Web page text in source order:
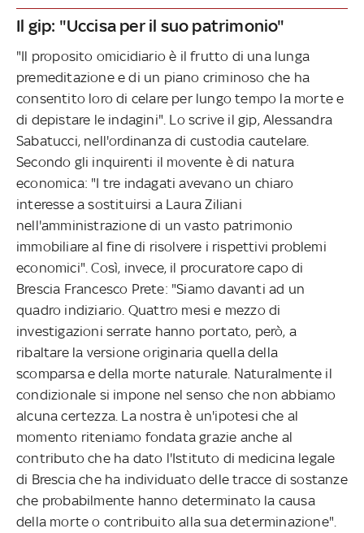
Il gip: "Uccisa per il suo patrimonio"
"Il proposito omicidiario è il frutto di una lunga
premeditazione e di un piano criminoso che ha
consentito loro di celare per lungo tempo la morte e
di depistare le indagini". Lo scrive il gip, Alessandra
Sabatucci, nell'ordinanza di custodia cautelare.
Secondo gli inquirenti il movente è di natura
economica: "I tre indagati avevano un chiaro
interesse a sostituirsi a Laura Ziliani
nell'amministrazione di un vasto patrimonio
immobiliare al fine di risolvere i rispettivi problemi
economici". Così, invece, il procuratore capo di
Brescia Francesco Prete: "Siamo davanti ad un
quadro indiziario. Quattro mesi e mezzo di
investigazioni serrate hanno portato, però, a
ribaltare la versione originaria quella della
scomparsa e della morte naturale. Naturalmente il
condizionale si impone nel senso che non abbiamo
alcuna certezza. La nostra è un'ipotesi che al
momento riteniamo fondata grazie anche al
contributo che ha dato l'Istituto di medicina legale
di Brescia che ha individuato delle tracce di sostanze
che probabilmente hanno determinato la causa
della morte o contribuito alla sua determinazione".